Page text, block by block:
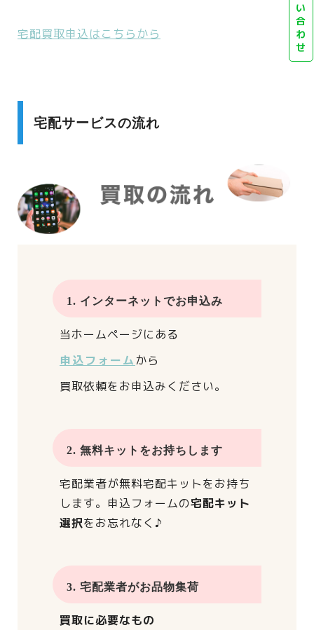
宅配買取申込はこちらから
宅配サービスの流れ
1. インターネットでお申込み
当ホームページにある
申込フォームから
買取依頼をお申込みください。
2. 無料キットをお持ちします
宅配業者が無料宅配キットをお持ち
します。 申込フォームの宅配キット
選択をお忘れなく♪
3. 宅配業者がお品物集荷
買取に必要なもの
い
合
わ
せ